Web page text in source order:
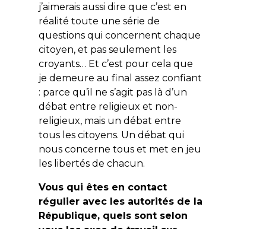
j’aimerais aussi dire que c’est en
réalité toute une série de
questions qui concernent chaque
citoyen, et pas seulement les
croyants… Et c’est pour cela que
je demeure au final assez confiant
: parce qu’il ne s’agit pas là d’un
débat entre religieux et non-
religieux, mais un débat entre
tous les citoyens. Un débat qui
nous concerne tous et met en jeu
les libertés de chacun.
Vous qui êtes en contact
régulier avec les autorités de la
République, quels sont selon